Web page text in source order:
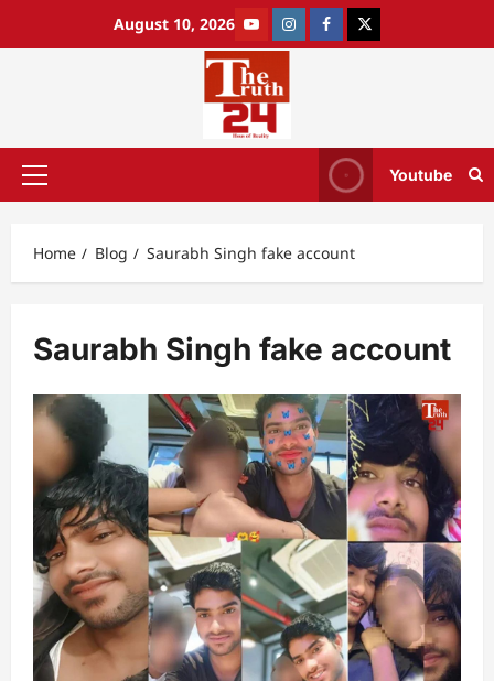
August 10, 2026
Youtube
Home Blog Saurabh Singh fake account
Saurabh Singh fake account